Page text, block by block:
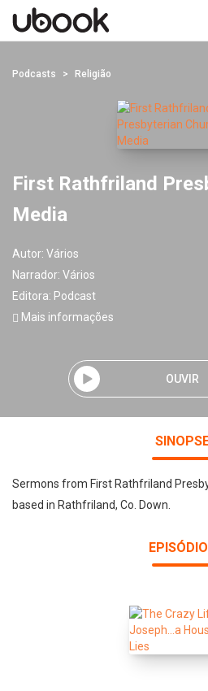
Podcasts Religião
First Rathfriland
Media
Autor: Vários
Narrador: Vários
Editora: Podcast
Mais informações
OUVIR
Sermons from First Rathfriland
based in Rathfriland, Co. Down.